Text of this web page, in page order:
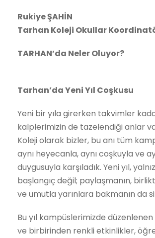
Rukiye ŞAHİN
Tarhan Koleji Okullar
TARHAN’da Neler Oluyor?
Tarhan’da Yeni Yıl Coşkusu
Yeni bir yıla girerken takvimler
kalplerimizin de tazelendiği anlar
Koleji olarak bizler, bu anı tüm
aynı heyecanla, aynı coşkuyla ve
duygusuyla karşıladık. Yeni yıl,
başlangıç değil; paylaşmanın,
ve umutla yarınlara bakmanın da
Bu yıl kampüslerimizde
ve birbirinden renkli etkinlikler,